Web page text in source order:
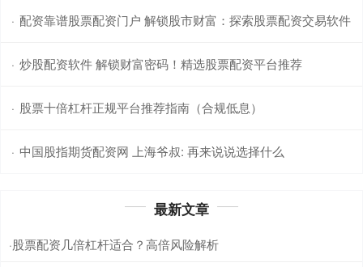
· 配资靠谱股票配资门户 解锁股市财富：探索股票配资交易软件
· 炒股配资软件 解锁财富密码！精选股票配资平台推荐
· 股票十倍杠杆正规平台推荐指南（合规低息）
· 中国股指期货配资网 上海爷叔: 再来说说选择什么
最新文章
·股票配资几倍杠杆适合？高倍风险解析